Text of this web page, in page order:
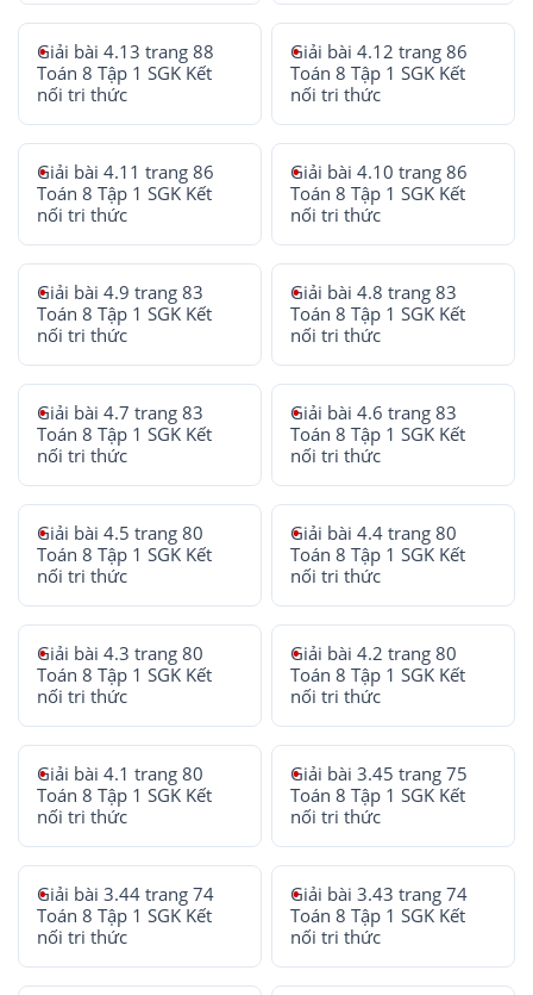
Giải bài 4.13 trang 88
Toán 8 Tập 1 SGK Kết
nối tri thức
Giải bài 4.12 trang 86
Toán 8 Tập 1 SGK Kết
nối tri thức
Giải bài 4.11 trang 86
Toán 8 Tập 1 SGK Kết
nối tri thức
Giải bài 4.10 trang 86
Toán 8 Tập 1 SGK Kết
nối tri thức
Giải bài 4.9 trang 83
Toán 8 Tập 1 SGK Kết
nối tri thức
Giải bài 4.8 trang 83
Toán 8 Tập 1 SGK Kết
nối tri thức
Giải bài 4.7 trang 83
Toán 8 Tập 1 SGK Kết
nối tri thức
Giải bài 4.6 trang 83
Toán 8 Tập 1 SGK Kết
nối tri thức
Giải bài 4.5 trang 80
Toán 8 Tập 1 SGK Kết
nối tri thức
Giải bài 4.4 trang 80
Toán 8 Tập 1 SGK Kết
nối tri thức
Giải bài 4.3 trang 80
Toán 8 Tập 1 SGK Kết
nối tri thức
Giải bài 4.2 trang 80
Toán 8 Tập 1 SGK Kết
nối tri thức
Giải bài 4.1 trang 80
Toán 8 Tập 1 SGK Kết
nối tri thức
Giải bài 3.45 trang 75
Toán 8 Tập 1 SGK Kết
nối tri thức
Giải bài 3.44 trang 74
Toán 8 Tập 1 SGK Kết
nối tri thức
Giải bài 3.43 trang 74
Toán 8 Tập 1 SGK Kết
nối tri thức